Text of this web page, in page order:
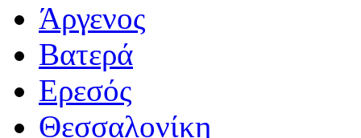
Άργενος
Βατερά
Ερεσός
Θεσσαλονίκη